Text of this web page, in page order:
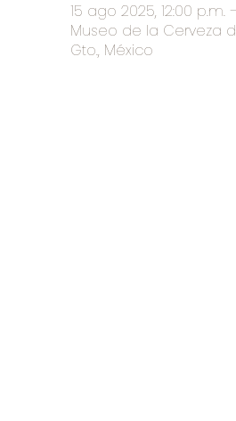
15 ago 2025, 12:00 p.m.
Museo de la Cerveza
Gto., México